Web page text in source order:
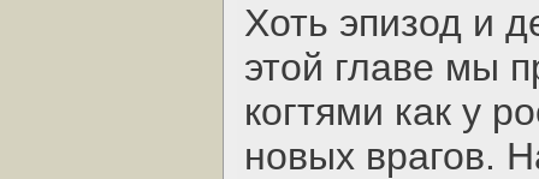
Хоть эпизод и
этой главе мы
когтями как у
новых врагов.